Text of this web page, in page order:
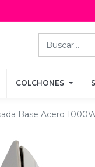
COLCHONES
COLCHONES
Base Acero